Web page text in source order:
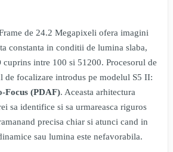
de 24.2 Megapixeli ofera imagini
constanta in conditii de lumina slaba,
intre 100 si 51200. Procesorul de
de focalizare introdus pe modelul S5 II:
Focus (PDAF). Aceasta arhitectura
sa identifice si sa urmareasca riguros
precisa chiar si atunci cand in
sau lumina este nefavorabila.